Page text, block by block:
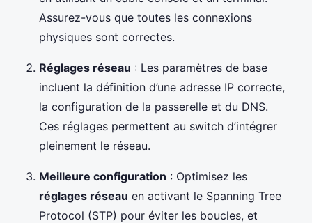
Assurez-vous que toutes les connexions
physiques sont correctes.
Réglages réseau : Les paramètres de base
incluent la définition d’une adresse IP correcte,
la configuration de la passerelle et du DNS.
Ces réglages permettent au switch d’intégrer
pleinement le réseau.
Meilleure configuration : Optimisez les
réglages réseau en activant le Spanning Tree
Protocol (STP) pour éviter les boucles, et